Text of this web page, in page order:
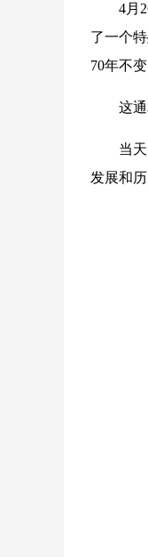
4月26
了一个
70年不
这通相
当天，
发展和